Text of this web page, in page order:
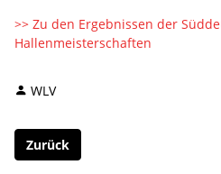
>> Zu den Ergebnissen der
Hallenmeisterschaften
WLV
Zurück